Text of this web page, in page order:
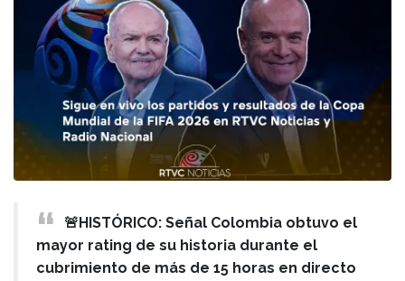
🚨HISTÓRICO: Señal Colombia obtuvo el
mayor rating de su historia durante el
cubrimiento de más de 15 horas en directo